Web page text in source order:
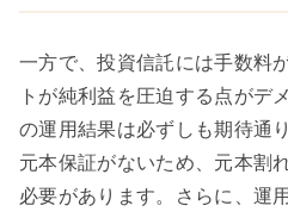
一方で、投資信託には手数料
トが純利益を圧迫する点がデ
の運用結果は必ずしも期待通
元本保証がないため、元本割
必要があります。さらに、運